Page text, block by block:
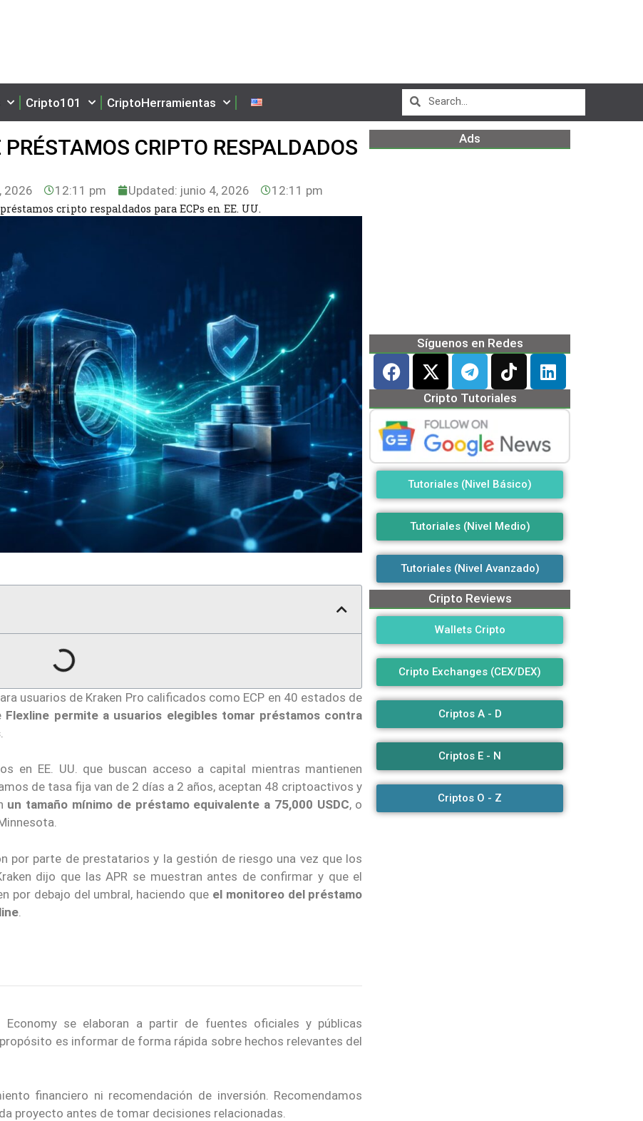
Cripto101 CriptoHerramientas
CRIPTO RESPALDADOS
2026 12:11 pm Updated: junio 4, 2026 12:11 pm
cripto respaldados para ECPs en EE. UU.
usuarios de Kraken Pro calificados como ECP en 40 estados de
Flexline permite a usuarios elegibles tomar préstamos contra
en EE. UU. que buscan acceso a capital mientras mantienen
de tasa fija van de 2 días a 2 años, aceptan 48 criptoactivos y
un tamaño mínimo de préstamo equivalente a 75,000 USDC, o
por parte de prestatarios y la gestión de riesgo una vez que los
dijo que las APR se muestran antes de confirmar y que el
por debajo del umbral, haciendo que el monitoreo del préstamo
Economy se elaboran a partir de fuentes oficiales y públicas
es informar de forma rápida sobre hechos relevantes del
financiero ni recomendación de inversión. Recomendamos
proyecto antes de tomar decisiones relacionadas.
Ads
Síguenos en Redes
Cripto Tutoriales
Tutoriales (Nivel Básico)
Tutoriales (Nivel Medio)
Tutoriales (Nivel Avanzado)
Cripto Reviews
Wallets Cripto
Cripto Exchanges (CEX/DEX)
Criptos A - D
Criptos E - N
Criptos O - Z